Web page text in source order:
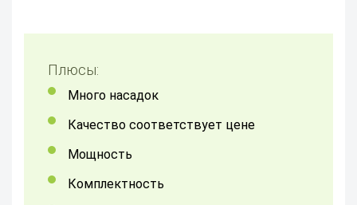
Плюсы:
Много насадок
Качество соответствует цене
Мощность
комплектность